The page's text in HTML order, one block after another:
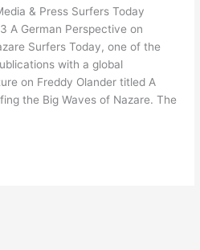
& Press Surfers Today
A German Perspective on
Surfers Today, one of the
with a global
on Freddy Olander titled A
the Big Waves of Nazare. The